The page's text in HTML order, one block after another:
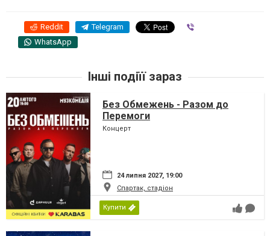
Reddit Telegram
WhatsApp
Інші подіїї зараз
Без Обмежень - Разом до
Перемоги
Концерт
24 липня 2027, 19:00
Спартак, стадіон
Купити